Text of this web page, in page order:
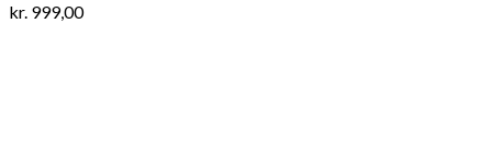
kr. 999,00